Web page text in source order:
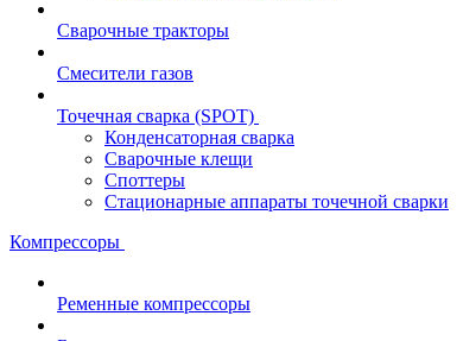
Сварочные тракторы
Смесители газов
Точечная сварка (SPOT)
Конденсаторная сварка
Сварочные клещи
Споттеры
Стационарные аппараты точечной сварки
Компрессоры
Ременные компрессоры